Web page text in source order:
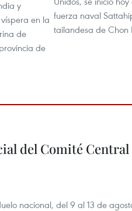
y
en la
de
de
fuerza naval
tailandesa de Chon
del Comité Central
nacional, del 9 al 13 de